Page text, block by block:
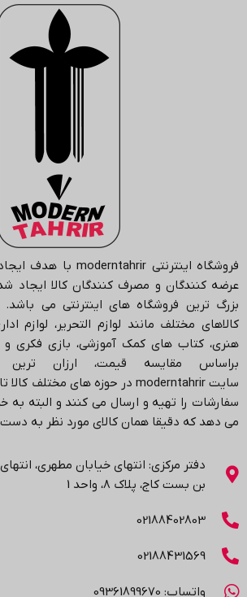
فروشگاه اینترنتی moderntahrir با هدف
عرضه کنندگان و مصرف کنندگان کالا ایجاد
بزرگ ترین فروشگاه های اینترنتی می باشد.
کالاهای مختلف مانند لوازم التحریر، لوازم
هنری، کتاب های کمک آموزشی، بازی فکری و
براساس مقایسه قیمت، ارزان ترین
سایتmoderntahrir در حوزه های مختلف کالا
سفارشات را تهیه و ارسال می کنند و البته به
می دهد که دقیقا همان کالای مورد نظر به
دفتر مرکزی: انتهاي خیابان مطهری،
بن بست کاج، پلاک ۸، واحد 1
02188402803
02188431569
واتساپ: 09361899670